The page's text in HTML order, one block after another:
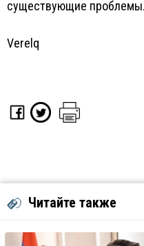
существующие проблемы.
Verelq
Читайте также